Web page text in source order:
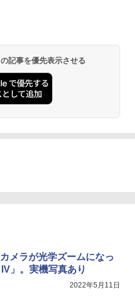
記事を優先表示させる
メラが光学ズームになっ
」。実機写真あり
2022年5月11日